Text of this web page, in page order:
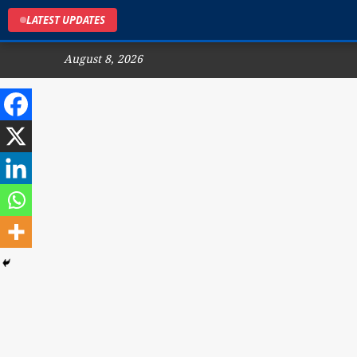
LATEST UPDATES
August 8, 2026